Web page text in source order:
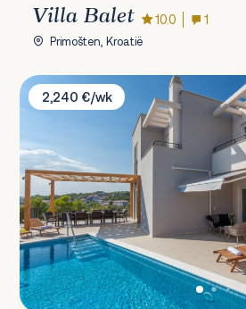
Villa Balet 10.0 1
Primošten, Kroatië
Villa Lomari
2,240 €/wk